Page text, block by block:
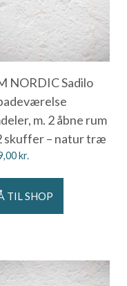
NORDIC Sadilo
m. 2 åbne rum
skuffer – natur træ
kr.
TIL SHOP